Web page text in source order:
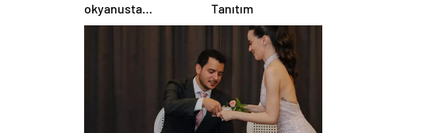
okyanusta
dalgalarla mücadele
Tanıtım